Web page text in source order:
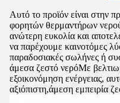
Αυτό το προϊόν είναι στην
φορητών θερμαντήρων
ανώτερη ευκολία και
να παρέχουμε καινοτόμες
παραδοσιακές σωλήνες ή
άμεσα ζεστό νερόΜε
εξοικονόμηση ενέργειας,
αξιόπιστη,άμεση εμπειρία